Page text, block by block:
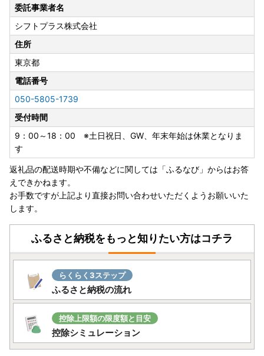
委託事業者名
シフトプラス株式会社
住所
東京都
電話番号
050-5805-1739
受付時間
9：00～18：00 ※土日祝日、GW、年末年始は休業となりま
す
返礼品の配送時期や不備などに関しては「ふるなび」からはお答
えできかねます。
お手数ですが上記より直接お問い合わせいただくようお願いいた
します。
ふるさと納税をもっと知りたい方はコチラ
らくらく3ステップ
ふるさと納税の流れ
控除上限額の限度額と目安
控除シミュレーション